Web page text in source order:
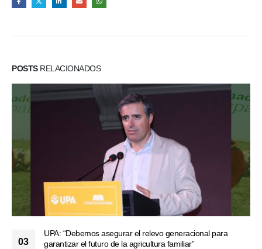
POSTSRELACIONADOS
03
UPA: “Debemos asegurar el relevo generacional para
garantizar el futuro de la agricultura familiar”